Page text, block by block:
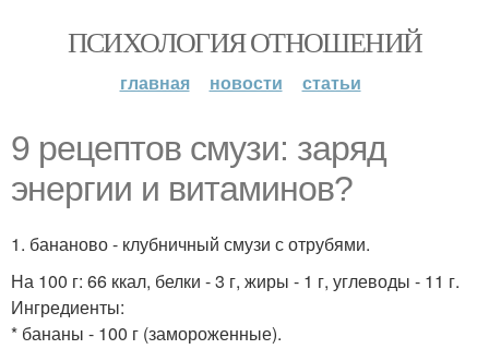
ПСИХОЛОГИЯ ОТНОШЕНИЙ
главная новости статьи
9 рецептов смузи: заряд
энергии и витаминов?
1. бананово - клубничный смузи с отрубями.
На 100 г: 66 ккал, белки - 3 г, жиры - 1 г, углеводы - 11 г.
Ингредиенты:
* бананы - 100 г (замороженные).